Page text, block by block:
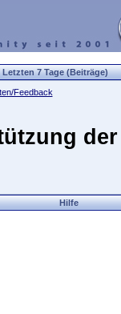
Letzten 7 Tage (Beiträge)
Feedback
Hilfe